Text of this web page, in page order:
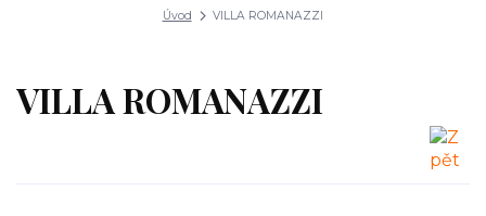
Úvod VILLA ROMANAZZI
VILLA ROMANAZZI